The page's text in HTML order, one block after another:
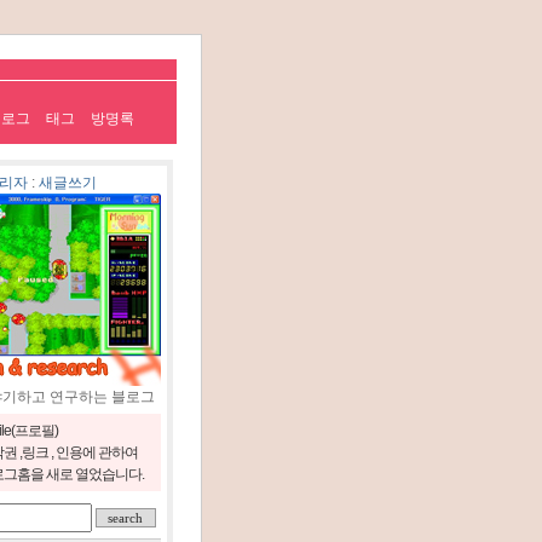
그 태그 방명록
자: 새글쓰기
하고 연구하는 블로그
프로필)
,링크 , 인용에 관하여
그홈을 새로 열었습니다.